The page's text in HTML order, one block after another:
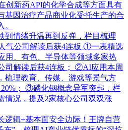
创新药API的化学合成等方面具有
基因治疗产品商业化受托生产的合
到情绪升温再到反弹，栏目梳理
气公司解读后获4连板 ①一表精选
用、有色、半导体等领域多家热
司解读后获4连板； ②AI应用本周
梳理教育、传媒、游戏等景气方
； ③磷化铟概念异军突起，栏
情况，提及2家核心公司双双涨
逻辑+基本面安全边际！王牌自营